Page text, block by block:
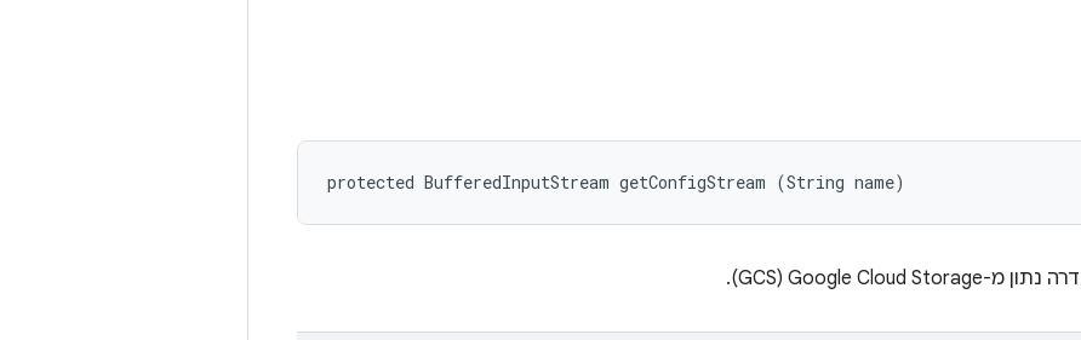
protected BufferedInputStream getConfigStream (String name)